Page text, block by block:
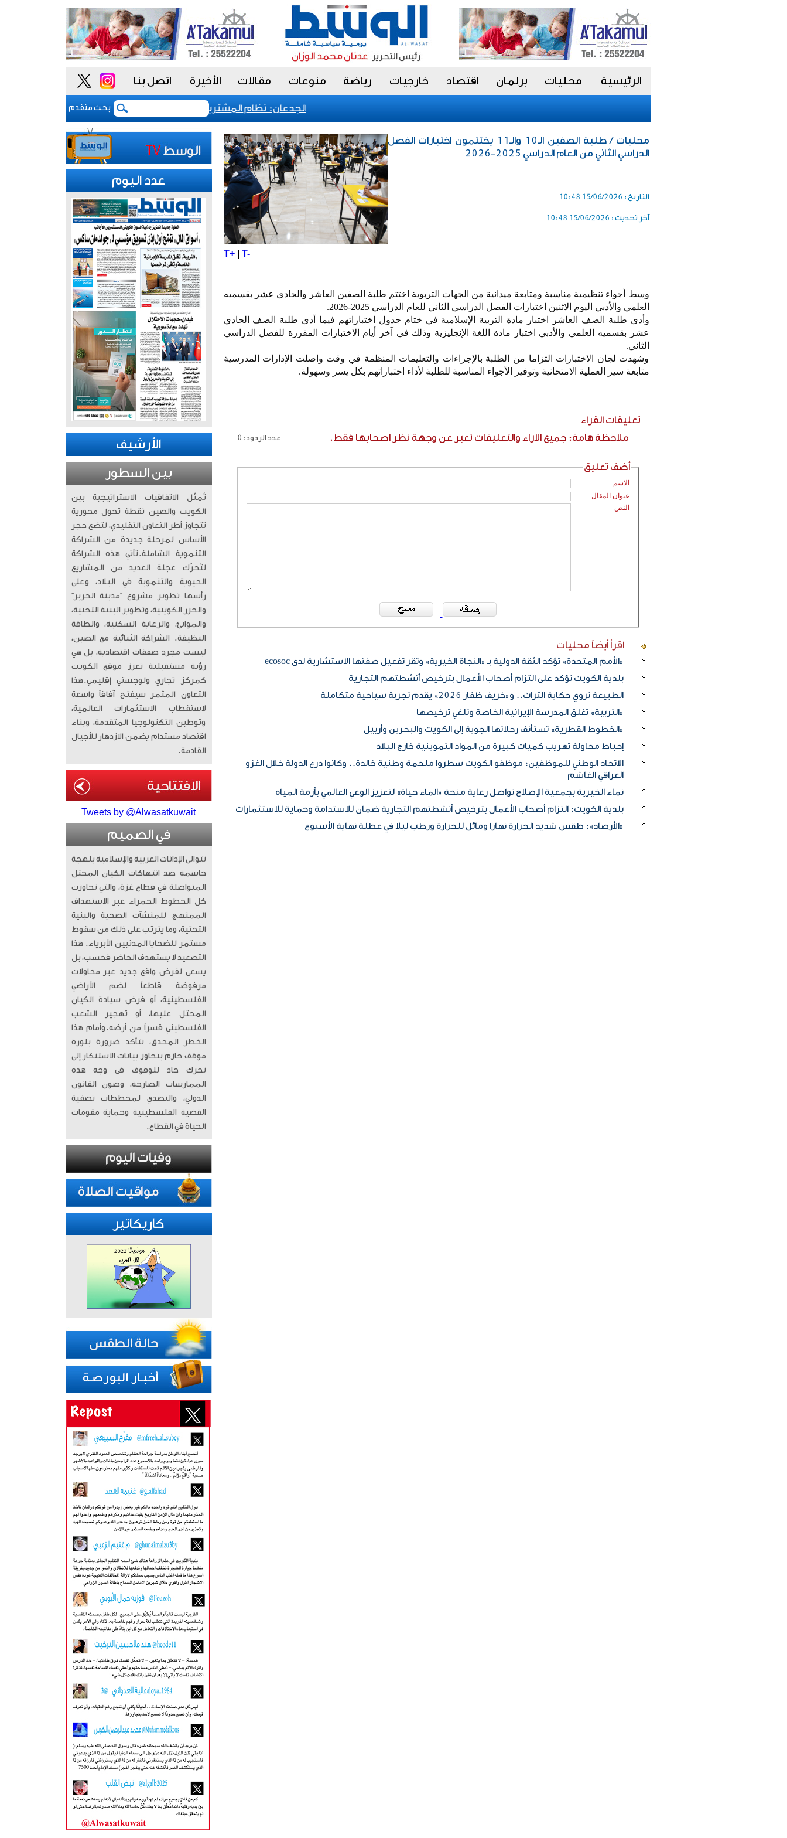
الرئيسية محليات برلمان اقتصاد خارجيات رياضة منوعات مقالات الأخيرة اتصل بنا
بحث متقدم
الجدعان: نظام المشتريات يمنح الحكومة السعودية أدوات أكثر مرونة
محليات / طلبة الصفين الـ10 والـ11 يختتمون اختبارات الفصل
الدراسي الثاني من العام الدراسي 2025-2026
التاريخ : 15/06/2026 10:48
آخر تحديث : 15/06/2026 10:48
T+| T-
وسط أجواء تنظيمية مناسبة ومتابعة ميدانية من الجهات التربوية اختتم طلبة الصفين العاشر والحادي عشر بقسميه
العلمي والأدبي اليوم الاثنين اختبارات الفصل الدراسي الثاني للعام الدراسي 2025-2026.
وأدى طلبة الصف العاشر اختبار مادة التربية الإسلامية في ختام جدول اختباراتهم فيما أدى طلبة الصف الحادي
عشر بقسميه العلمي والأدبي اختبار مادة اللغة الإنجليزية وذلك في آخر أيام الاختبارات المقررة للفصل الدراسي
الثاني.
وشهدت لجان الاختبارات التزاما من الطلبة بالإجراءات والتعليمات المنظمة في وقت واصلت الإدارات المدرسية
متابعة سير العملية الامتحانية وتوفير الأجواء المناسبة للطلبة لأداء اختباراتهم بكل يسر وسهولة.
تعليقات القراء
ملاحظة هامة: جميع الاراء والتعليقات تعبر عن وجهة نظر اصحابها فقط.
عدد الردود: 0
أضف تعليق
الاسم
عنوان المقال
النص
اقرأ أيضاً محليات
«الأمم المتحدة» تؤكد الثقة الدولية بـ «النجاة الخيرية» وتقر تفعيل صفتها الاستشارية لدى ecosoc
بلدية الكويت تؤكد على التزام أصحاب الأعمال بترخيص أنشطتهم التجارية
الطبيعة تروي حكاية التراث.. و«خريف ظفار 2026» يقدم تجربة سياحية متكاملة
«التربية» تغلق المدرسة الإيرانية الخاصة وتلغي ترخيصها
«الخطوط القطرية» تستأنف رحلاتها الجوية إلى الكويت والبحرين وأربيل
إحباط محاولة تهريب كميات كبيرة من المواد التموينية خارج البلاد
الاتحاد الوطني للموظفين: موظفو الكويت سطروا ملحمة وطنية خالدة.. وكانوا درع الدولة خلال الغزو
العراقي الغاشم
نماء الخيرية بجمعية الإصلاح تواصل رعاية منحة «الماء حياة» لتعزيز الوعي العالمي بأزمة المياه
بلدية الكويت: التزام أصحاب الأعمال بترخيص أنشطتهم التجارية ضمان للاستدامة وحماية للاستثمارات
«الأرصاد»: طقس شديد الحرارة نهارا ومائل للحرارة ورطب ليلا في عطلة نهاية الأسبوع
عدد اليوم
الأرشيف
بين السطور
تُمثّل الاتفاقيات الاستراتيجية بين
الكويت والصين نقطة تحول محورية
تتجاوز أطر التعاون التقليدي، لتضع حجر
الأساس لمرحلة جديدة من الشراكة
التنموية الشاملة. ​تأتي هذه الشراكة
لتُحرّك عجلة العديد من المشاريع
الحيوية والتنموية في البلاد، وعلى
رأسها تطوير مشروع “مدينة الحرير”
والجزر الكويتية، وتطوير البنية التحتية،
والموانئ، والرعاية السكنية، والطاقة
النظيفة. الشراكة الثنائية مع الصين،
ليست مجرد صفقات اقتصادية، بل هي
رؤية مستقبلية تعزز موقع الكويت
كمركز تجاري ولوجستي إقليمي. ​هذا
التعاون المثمر سيفتح آفاقاً واسعة
لاستقطاب الاستثمارات العالمية،
وتوطين التكنولوجيا المتقدمة، وبناء
اقتصاد مستدام يضمن الازدهار للأجيال
القادمة.
Tweets by @Alwasatkuwait
في الصميم
تتوالى الإدانات العربية والإسلامية بلهجة
حاسمة ضد انتهاكات الكيان المحتل
المتواصلة في قطاع غزة، والتي تجاوزت
كل الخطوط الحمراء عبر الاستهداف
الممنهج للمنشآت الصحية والبنية
التحتية، وما يترتب على ذلك من سقوط
مستمر للضحايا المدنيين الأبرياء. ​ هذا
التصعيد لا يستهدف الحاضر فحسب، بل
يسعى لفرض واقع جديد عبر محاولات
مرفوضة قاطعاً لضم الأراضي
الفلسطينية، أو فرض سيادة الكيان
المحتل عليها، أو تهجير الشعب
الفلسطيني قسراً من أرضه. ​وأمام هذا
الخطر المحدق، تتأكد ضرورة بلورة
موقف حازم يتجاوز بيانات الاستنكار إلى
تحرك جاد للوقوف في وجه هذه
الممارسات الصارخة، وصون القانون
الدولي، والتصدي لمخططات تصفية
القضية الفلسطينية وحماية مقومات
الحياة في القطاع.
كاريكاتير